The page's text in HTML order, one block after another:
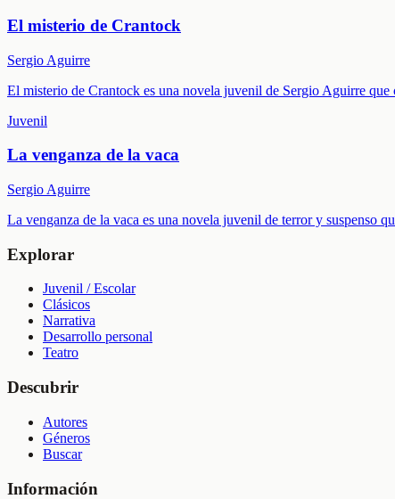
El misterio de Crantock
Sergio Aguirre
El misterio de Crantock es una novela juvenil de Sergio Aguirre
Juvenil
La venganza de la vaca
Sergio Aguirre
La venganza de la vaca es una novela juvenil de terror y suspenso
Explorar
Juvenil / Escolar
Clásicos
Narrativa
Desarrollo personal
Teatro
Descubrir
Autores
Géneros
Buscar
Información